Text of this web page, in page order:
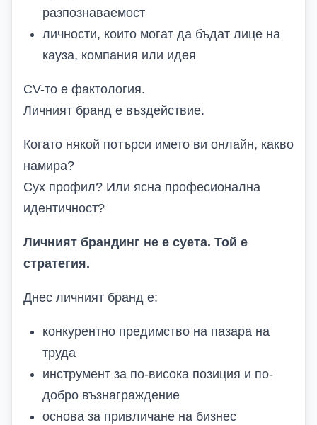
разпознаваемост
личности, които могат да бъдат лице на
кауза, компания или идея
CV-то е фактология.
Личният бранд е въздействие.
Когато някой потърси името ви онлайн, какво
намира?
Сух профил? Или ясна професионална
идентичност?
Личният брандинг не е суета. Той е
стратегия.
Днес личният бранд е:
конкурентно предимство на пазара на
труда
инструмент за по-висока позиция и по-
добро възнаграждение
основа за привличане на бизнес